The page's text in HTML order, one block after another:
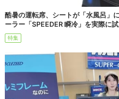
酷暑の運転席、シートが「水風呂」
ーラー「SPEEDER 瞬冷」を実際に
特集